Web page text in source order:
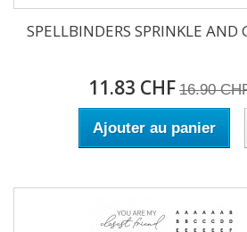
SPELLBINDERS SPRINKLE
11.83 CHF 16.90
Ajouter au panier